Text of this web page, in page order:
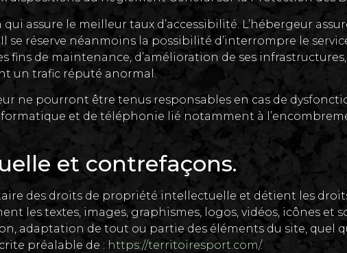
assure le meilleur taux d’accessibilité. L’hébergeur
Il se réserve néanmoins la possibilité d’interrompre le
fins de maintenance, d’amélioration de ses
un trafic réputé anormal.
ne pourront être tenus responsables en cas de
et de téléphonie lié notamment à
et contrefaçons.
des droits de propriété intellectuelle et détient les
les textes, images, graphismes, logos, vidéos, icônes et
adaptation de tout ou partie des éléments du site, quel
préalable de : https://territoiresport.com/.